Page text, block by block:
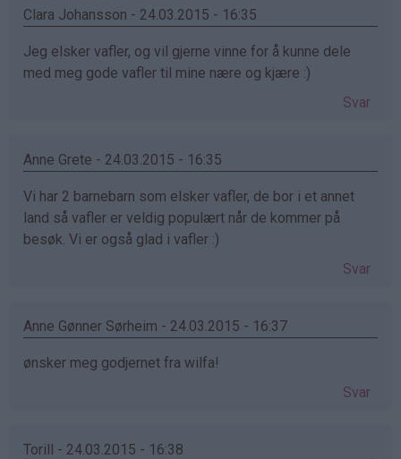
Clara Johansson - 24.03.2015 - 16:35
Jeg elsker vafler, og vil gjerne vinne for å kunne dele
med meg gode vafler til mine nære og kjære :)
Svar
Anne Grete - 24.03.2015 - 16:35
Vi har 2 barnebarn som elsker vafler, de bor i et annet
land så vafler er veldig populært når de kommer på
besøk. Vi er også glad i vafler :)
Svar
Anne Gønner Sørheim - 24.03.2015 - 16:37
ønsker meg godjernet fra wilfa!
Svar
Torill - 24.03.2015 - 16:38